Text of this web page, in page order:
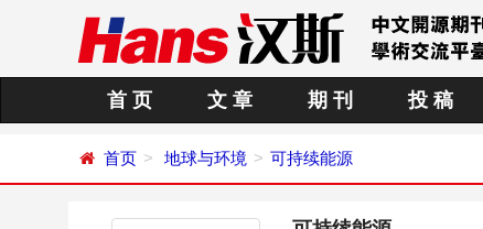
首 页 文 章 期 刊 投 稿
首页 地球与环境 可持续能源